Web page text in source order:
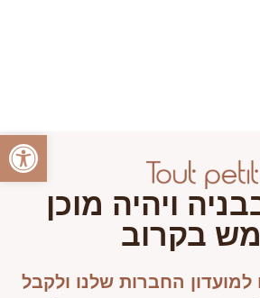
ויהיה מוכן
בקרוב
החברות שלנו ולקבל
פתח